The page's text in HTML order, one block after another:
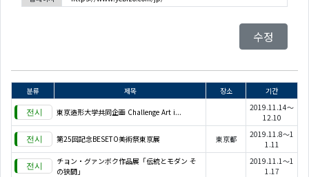
수정
분류 제목 장소 기간
東京造形大学共同企画 Challenge Art i...
2019.11.14～
12.10
第25回記念BESETO美術祭東京展 東京都
2019.11.8～1
1.11
チョン・グァンボク作品展「伝統とモダン そ
の狭間」
2019.11.1～1
1.17